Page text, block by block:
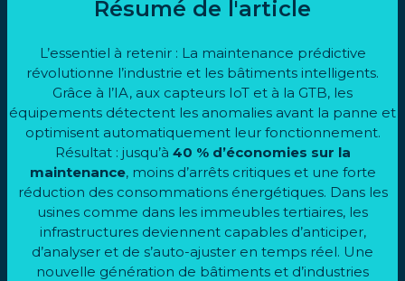
Résumé de l'article
L’essentiel à retenir : La maintenance prédictive
révolutionne l’industrie et les bâtiments intelligents.
Grâce à l’IA, aux capteurs IoT et à la GTB, les
équipements détectent les anomalies avant la panne et
optimisent automatiquement leur fonctionnement.
Résultat : jusqu’à 40 % d’économies sur la
maintenance, moins d’arrêts critiques et une forte
réduction des consommations énergétiques. Dans les
usines comme dans les immeubles tertiaires, les
infrastructures deviennent capables d’anticiper,
d’analyser et de s’auto-ajuster en temps réel. Une
nouvelle génération de bâtiments et d’industries